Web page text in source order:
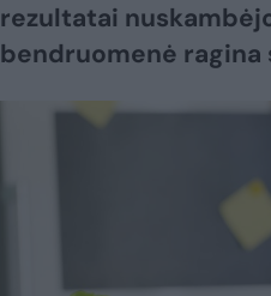
rezultatai
bendruomenė